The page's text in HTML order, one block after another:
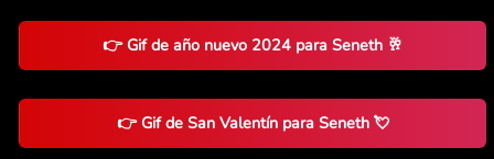
👉 Gif de año nuevo 2024 para Seneth 🥂
👉 Gif de San Valentín para Seneth 💘